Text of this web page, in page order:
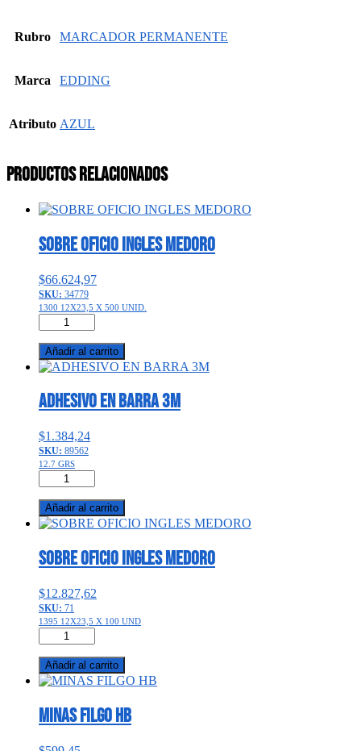
Rubro MARCADOR PERMANENTE
Marca EDDING
Atributo AZUL
Productos relacionados
SOBRE OFICIO INGLES MEDORO
$66.624,97
SKU: 34779
1300 12X23,5 X 500 UNID.
SOBRE
OFICIO
INGLES
MEDORO
Añadir al carrito
ADHESIVO EN BARRA 3M
$1.384,24
SKU: 89562
12.7 GRS
ADHESIVO
EN
BARRA
3M
Añadir al carrito
SOBRE OFICIO INGLES MEDORO
$12.827,62
SKU: 71
1395 12X23,5 X 100 UND
SOBRE
OFICIO
INGLES
MEDORO
Añadir al carrito
MINAS FILGO HB